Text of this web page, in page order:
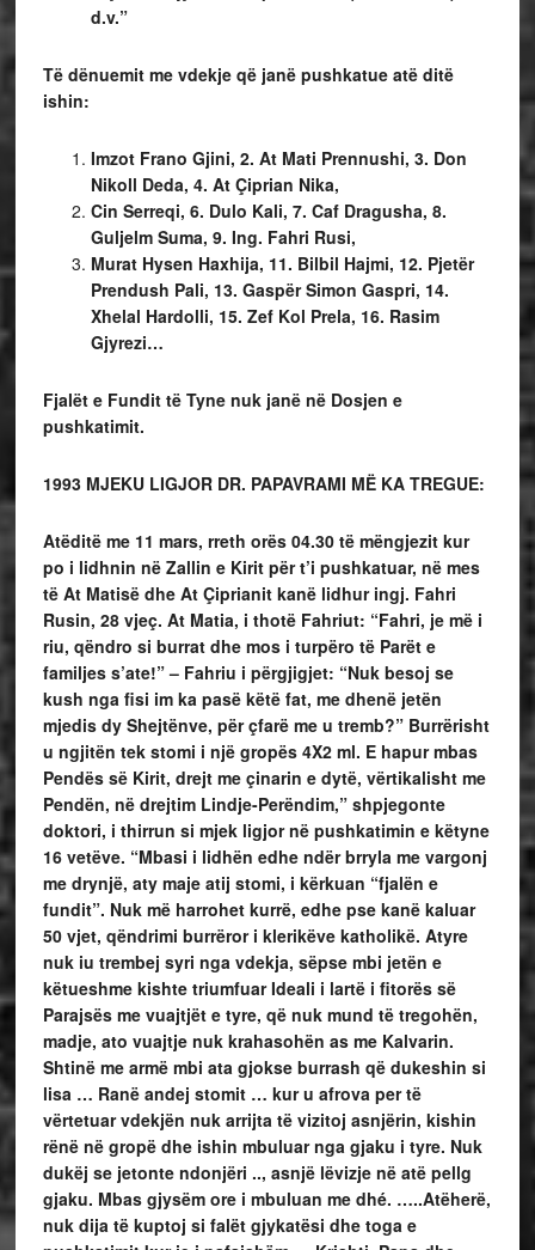
d.v.”
Të dënuemit me vdekje që janë pushkatue atë ditë
ishin:
Imzot Frano Gjini, 2. At Mati Prennushi, 3. Don
Nikoll Deda, 4. At Çiprian Nika,
Cin Serreqi, 6. Dulo Kali, 7. Caf Dragusha, 8.
Guljelm Suma, 9. Ing. Fahri Rusi,
Murat Hysen Haxhija, 11. Bilbil Hajmi, 12. Pjetër
Prendush Pali, 13. Gaspër Simon Gaspri, 14.
Xhelal Hardolli, 15. Zef Kol Prela, 16. Rasim
Gjyrezi…
Fjalët e Fundit të Tyne nuk janë në Dosjen e
pushkatimit.
1993 MJEKU LIGJOR DR. PAPAVRAMI MË KA TREGUE:
Atëditë me 11 mars, rreth orës 04.30 të mëngjezit kur
po i lidhnin në Zallin e Kirit për t’i pushkatuar, në mes
të At Matisë dhe At Çiprianit kanë lidhur ingj. Fahri
Rusin, 28 vjeç. At Matia, i thotë Fahriut: “Fahri, je më i
riu, qëndro si burrat dhe mos i turpëro të Parët e
familjes s’ate!” – Fahriu i përgjigjet: “Nuk besoj se
kush nga fisi im ka pasë këtë fat, me dhenë jetën
mjedis dy Shejtënve, për çfarë me u tremb?” Burrërisht
u ngjitën tek stomi i një gropës 4X2 ml. E hapur mbas
Pendës së Kirit, drejt me çinarin e dytë, vërtikalisht me
Pendën, në drejtim Lindje-Perëndim,” shpjegonte
doktori, i thirrun si mjek ligjor në pushkatimin e këtyne
16 vetëve. “Mbasi i lidhën edhe ndër brryla me vargonj
me drynjë, aty maje atij stomi, i kërkuan “fjalën e
fundit”. Nuk më harrohet kurrë, edhe pse kanë kaluar
50 vjet, qëndrimi burrëror i klerikëve katholikë. Atyre
nuk iu trembej syri nga vdekja, sëpse mbi jetën e
këtueshme kishte triumfuar Ideali i lartë i fitorës së
Parajsës me vuajtjët e tyre, që nuk mund të tregohën,
madje, ato vuajtje nuk krahasohën as me Kalvarin.
Shtinë me armë mbi ata gjokse burrash që dukeshin si
lisa … Ranë andej stomit … kur u afrova per të
vërtetuar vdekjën nuk arrijta të vizitoj asnjërin, kishin
rënë në gropë dhe ishin mbuluar nga gjaku i tyre. Nuk
dukëj se jetonte ndonjëri .., asnjë lëvizje në atë pellg
gjaku. Mbas gjysëm ore i mbuluan me dhé. …..Atëherë,
nuk dija të kuptoj si falët gjykatësi dhe toga e